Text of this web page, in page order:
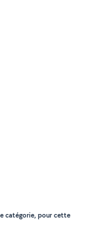
catégorie, pour cette